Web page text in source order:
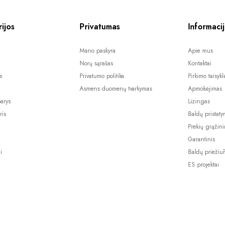
Privatumas
Mano paskyra
Norų sąrašas
Privatumo politika
Asmens duomenų tvarkymas
Apie mus
Kontaktai
Pirkimo
Apmokėjimas
Lizingas
Baldų
Prekių
Garantinis
Baldų
ES projektai